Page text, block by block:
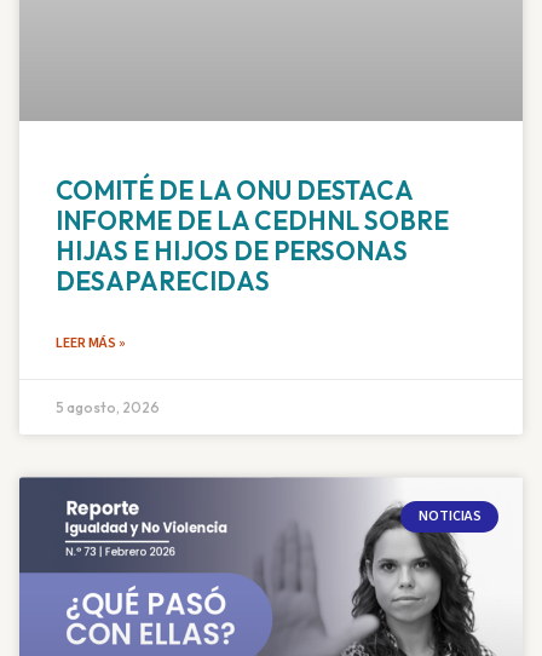
COMITÉ DE LA ONU DESTACA
INFORME DE LA CEDHNL SOBRE
HIJAS E HIJOS DE PERSONAS
DESAPARECIDAS
LEER MÁS »
5 agosto, 2026
NOTICIAS